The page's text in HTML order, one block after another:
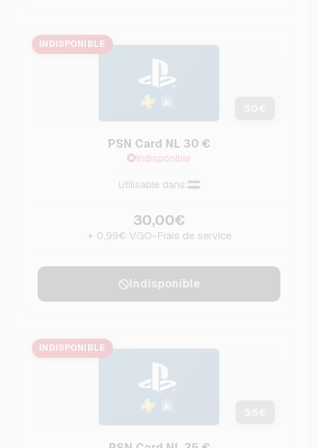
INDISPONIBLE
PSN Card NL 30 €
Indisponible
Utilisable dans:
30,00€
+ 0,99€ VGO-Frais de service
Indisponible
INDISPONIBLE